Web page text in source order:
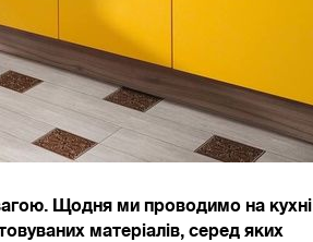
Щодня ми проводимо на кухні
матеріалів, серед яких